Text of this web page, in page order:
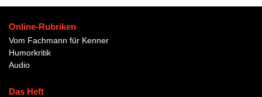
Online-Rubriken
Vom Fachmann für Kenner
Humorkritik
Audio
Das Heft